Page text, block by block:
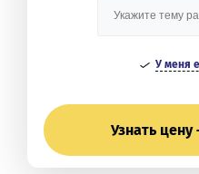
У меня
Узнать